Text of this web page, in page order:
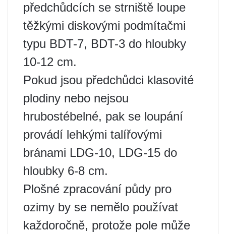
předchůdcích se strniště loupe
těžkými diskovými podmítačmi
typu BDT-7, BDT-3 do hloubky
10-12 cm.
Pokud jsou předchůdci klasovité
plodiny nebo nejsou
hrubostébelné, pak se loupání
provádí lehkými talířovými
bránami LDG-10, LDG-15 do
hloubky 6-8 cm.
Plošné zpracování půdy pro
ozimy by se nemělo používat
každoročně, protože pole může